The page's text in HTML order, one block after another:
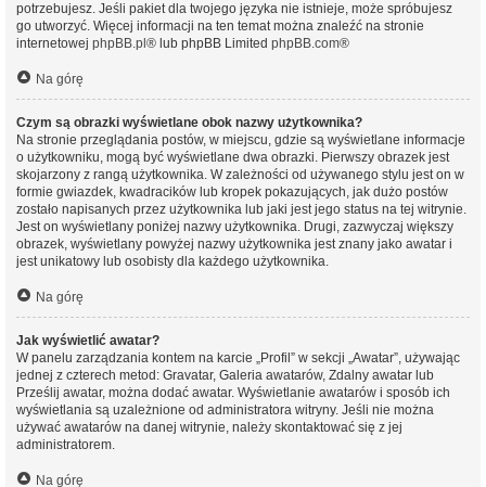
potrzebujesz. Jeśli pakiet dla twojego języka nie istnieje, może spróbujesz
go utworzyć. Więcej informacji na ten temat można znaleźć na stronie
internetowej phpBB.pl ® lub phpBB Limited phpBB.com®
Na górę
Czym są obrazki wyświetlane obok nazwy użytkownika?
Na stronie przeglądania postów, w miejscu, gdzie są wyświetlane informacje
o użytkowniku, mogą być wyświetlane dwa obrazki. Pierwszy obrazek jest
skojarzony z rangą użytkownika. W zależności od używanego stylu jest on w
formie gwiazdek, kwadracików lub kropek pokazujących, jak dużo postów
zostało napisanych przez użytkownika lub jaki jest jego status na tej witrynie.
Jest on wyświetlany poniżej nazwy użytkownika. Drugi, zazwyczaj większy
obrazek, wyświetlany powyżej nazwy użytkownika jest znany jako awatar i
jest unikatowy lub osobisty dla każdego użytkownika.
Na górę
Jak wyświetlić awatar?
W panelu zarządzania kontem na karcie „Profil” w sekcji „Awatar”, używając
jednej z czterech metod: Gravatar, Galeria awatarów, Zdalny awatar lub
Prześlij awatar, można dodać awatar. Wyświetlanie awatarów i sposób ich
wyświetlania są uzależnione od administratora witryny. Jeśli nie można
używać awatarów na danej witrynie, należy skontaktować się z jej
administratorem.
Na górę